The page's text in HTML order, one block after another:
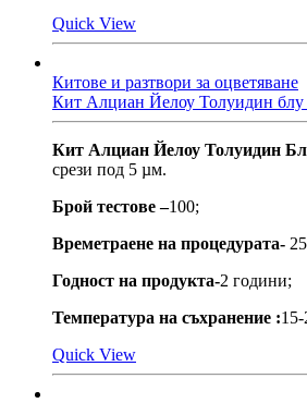
Quick View
Китове и разтвори за оцветяване
Кит Алциан Йелоу Толуидин блу
Кит Алциан Йелоу Толуидин
срези под 5 µм.
Брой тестове –100;
Времетраене на процедурата-
Годност на продукта-2 години;
Температура на съхранение :
Quick View